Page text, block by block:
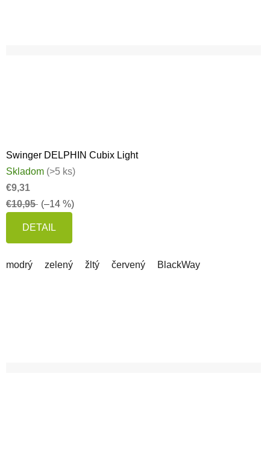
Swinger DELPHIN Cubix Light
Skladom (>5 ks)
€9,31
€10,95 (–14 %)
DETAIL
modrý zelený žltý červený BlackWay